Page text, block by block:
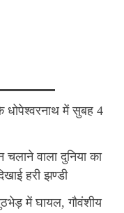
धोपेश्वरनाथ में सुबह 4
वाला दुनिया का
हरी झण्डी
में घायल, गौवंशीय